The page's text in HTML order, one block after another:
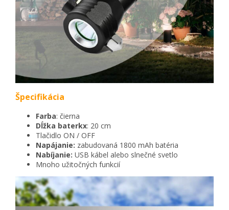
Špecifikácia
Farba: čierna
Dĺžka baterkx: 20 cm
Tlačidlo ON / OFF
Napájanie: zabudovaná 1800 mAh batéria
Nabíjanie: USB kábel alebo slnečné svetlo
Mnoho užitočných funkcií